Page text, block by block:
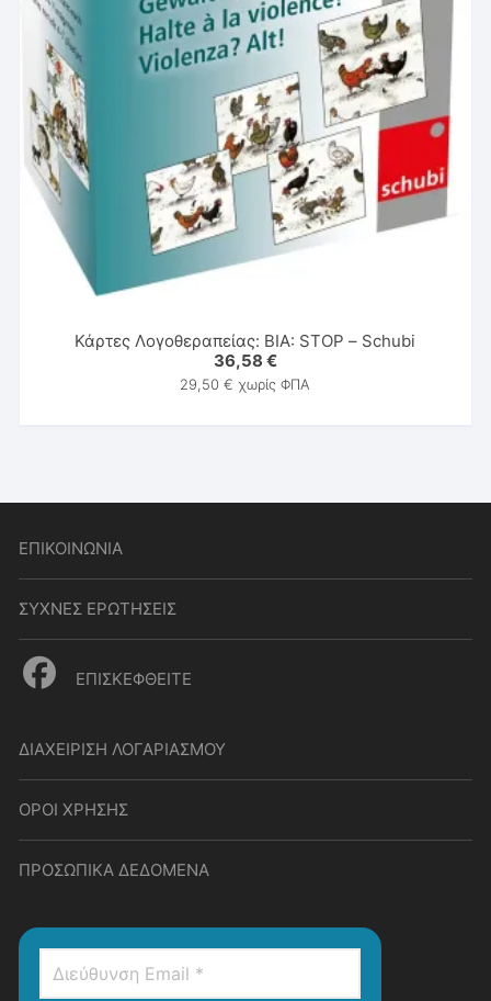
Κάρτες Λογοθεραπείας: ΒΙΑ: STOP – Schubi
36,58 €
29,50€ χωρίς ΦΠΑ
ΕΠΙΚΟΙΝΩΝΙΑ
ΣΥΧΝΕΣ ΕΡΩΤΗΣΕΙΣ
ΕΠΙΣΚΕΦΘΕΙΤΕ
ΔΙΑΧΕΙΡΙΣΗ ΛΟΓΑΡΙΑΣΜΟΥ
ΟΡΟΙ ΧΡΗΣΗΣ
ΠΡΟΣΩΠΙΚΑ ΔΕΔΟΜΕΝΑ